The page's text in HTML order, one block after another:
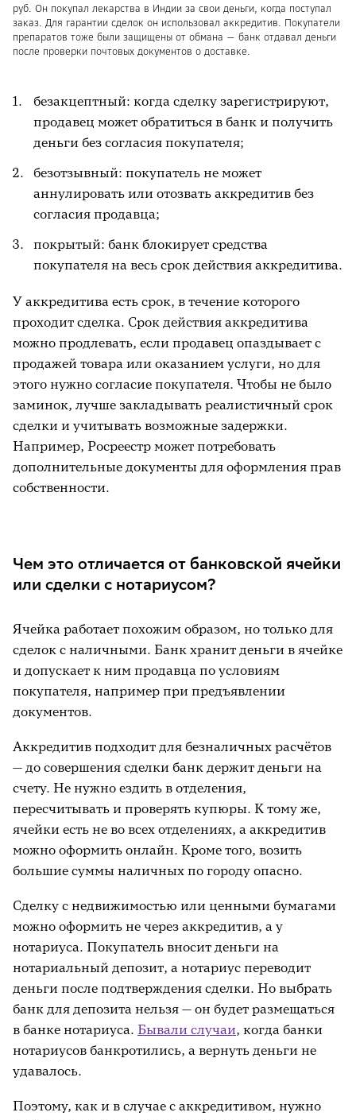
руб. Он покупал лекарства в Индии за свои деньги, когда поступал
заказ. Для гарантии сделок он использовал аккредитив. Покупатели
препаратов тоже были защищены от обмана — банк отдавал деньги
после проверки почтовых документов о доставке.
безакцептный: когда сделку зарегистрируют,
продавец может обратиться в банк и получить
деньги без согласия покупателя;
безотзывный: покупатель не может
аннулировать или отозвать аккредитив без
согласия продавца;
покрытый: банк блокирует средства
покупателя на весь срок действия аккредитива.
У аккредитива есть срок, в течение которого
проходит сделка. Срок действия аккредитива
можно продлевать, если продавец опаздывает с
продажей товара или оказанием услуги, но для
этого нужно согласие покупателя. Чтобы не было
заминок, лучше закладывать реалистичный срок
сделки и учитывать возможные задержки.
Например, Росреестр может потребовать
дополнительные документы для оформления прав
собственности.
Чем это отличается от банковской ячейки
или сделки с нотариусом?
Ячейка работает похожим образом, но только для
сделок с наличными. Банк хранит деньги в ячейке
и допускает к ним продавца по условиям
покупателя, например при предъявлении
документов.
Аккредитив подходит для безналичных расчётов
— до совершения сделки банк держит деньги на
счету. Не нужно ездить в отделения,
пересчитывать и проверять купюры. К тому же,
ячейки есть не во всех отделениях, а аккредитив
можно оформить онлайн. Кроме того, возить
большие суммы наличных по городу опасно.
Сделку с недвижимостью или ценными бумагами
можно оформить не через аккредитив, а у
нотариуса. Покупатель вносит деньги на
нотариальный депозит, а нотариус переводит
деньги после подтверждения сделки. Но выбрать
банк для депозита нельзя — он будет размещаться
в банке нотариуса. Бывали случаи, когда банки
нотариусов банкротились, а вернуть деньги не
удавалось.
Поэтому, как и в случае с аккредитивом, нужно